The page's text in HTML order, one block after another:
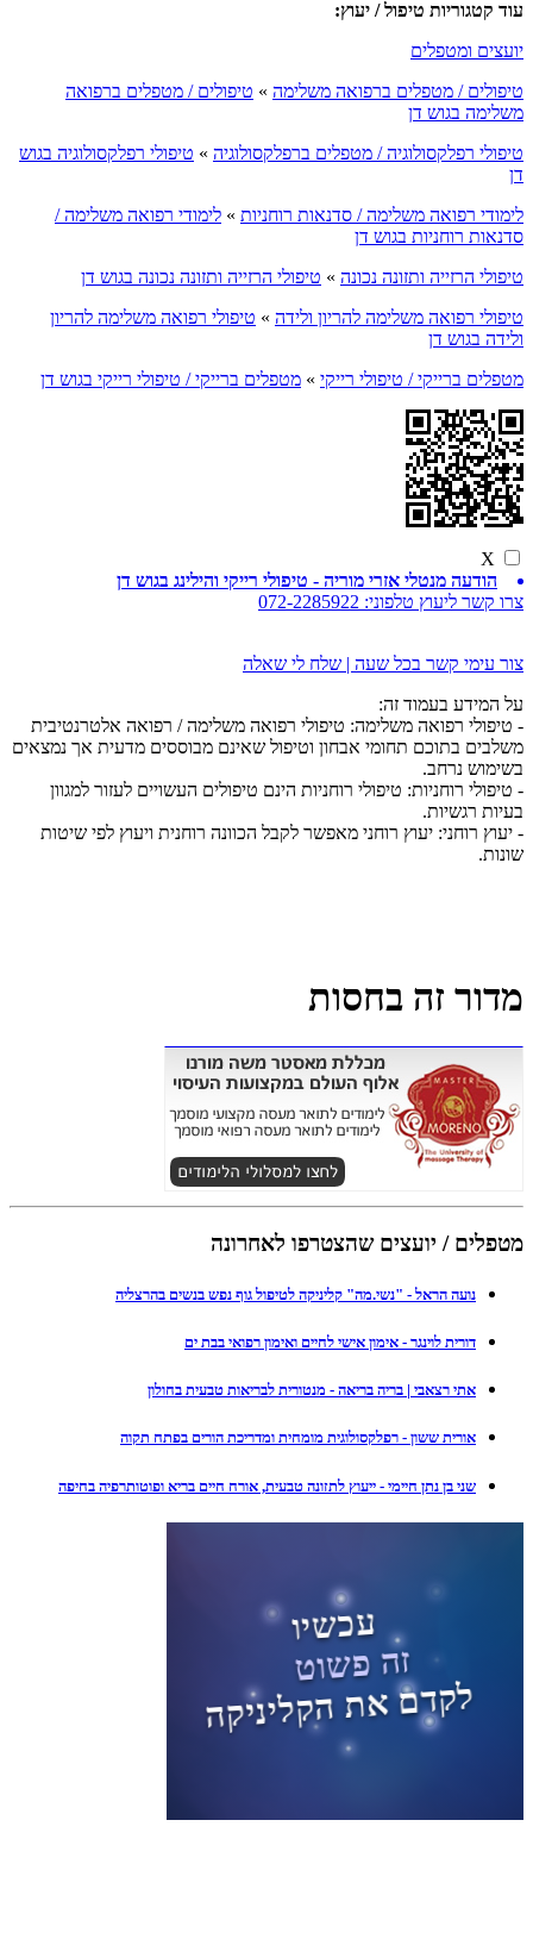
עוד קטגוריות טיפול / יעוץ:
יועצים ומטפלים
טיפולים / מטפלים ברפואה משלימה » טיפולים / מטפלים ברפואה
משלימה בגוש דן
טיפולי רפלקסולוגיה / מטפלים ברפלקסולוגיה » טיפולי רפלקסולוגיה בגוש
דן
לימודי רפואה משלימה / סדנאות רוחניות » לימודי רפואה משלימה /
סדנאות רוחניות בגוש דן
טיפולי הרזייה ותזונה נכונה » טיפולי הרזייה ותזונה נכונה בגוש דן
טיפולי רפואה משלימה להריון ולידה » טיפולי רפואה משלימה להריון
ולידה בגוש דן
מטפלים ברייקי / טיפולי רייקי » מטפלים ברייקי / טיפולי רייקי בגוש דן
X
הודעה מנטלי אזרי מוריה - טיפולי רייקי והילינג בגוש דן
צרו קשר ליעוץ טלפוני: 072-2285922
צור עימי קשר בכל שעה | שלח לי שאלה
על המידע בעמוד זה:
- טיפולי רפואה משלימה: טיפולי רפואה משלימה / רפואה אלטרנטיבית
משלבים בתוכם תחומי אבחון וטיפול שאינם מבוססים מדעית אך נמצאים
בשימוש נרחב.
- טיפולי רוחניות: טיפולי רוחניות הינם טיפולים העשויים לעזור למגוון
בעיות רגשיות.
- יעוץ רוחני: יעוץ רוחני מאפשר לקבל הכוונה רוחנית ויעוץ לפי שיטות
שונות.
מדור זה בחסות
מטפלים / יועצים שהצטרפו לאחרונה
נועה הראל - "נשי.מה" קליניקה לטיפול גוף נפש בנשים בהרצליה
דורית לוינגר - אימון אישי לחיים ואימון רפואי בבת ים
אתי רצאבי | בריה בריאה - מנטורית לבריאות טבעית בחולון
אורית ששון - רפלקסולוגית מומחית ומדריכת הורים בפתח תקוה
שני בן נתן חיימי - ייעוץ לתזונה טבעית, אורח חיים בריא ופוטותרפיה בחיפה